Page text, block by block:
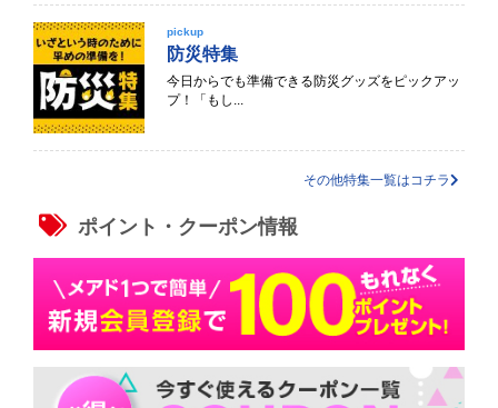
pickup
防災特集
今日からでも準備できる防災グッズをピックアッ
プ！「もし...
その他特集一覧はコチラ
ポイント・クーポン情報